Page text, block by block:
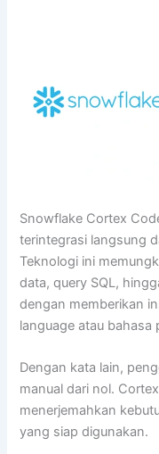
Snowflake Cortex
terintegrasi langsung
Teknologi ini
data, query SQL,
dengan memberikan
language atau bahasa
Dengan kata lain,
manual dari nol.
menerjemahkan
yang siap digunakan.